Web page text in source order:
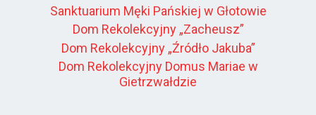
Sanktuarium Męki Pańskiej w Głotowie
Dom Rekolekcyjny „Zacheusz”
Dom Rekolekcyjny „Źródło Jakuba”
Dom Rekolekcyjny Domus Mariae w
Gietrzwałdzie